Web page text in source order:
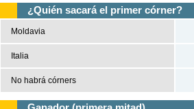
¿Quién sacará el primer córner?
Moldavia
Italia
No habrá córners